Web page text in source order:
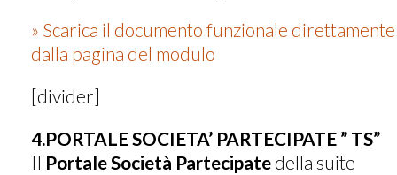
» Scarica il documento funzionale direttamente
dalla pagina del modulo
[divider]
4.PORTALE SOCIETA’ PARTECIPATE ” TS”
Il Portale Società Partecipate della suite